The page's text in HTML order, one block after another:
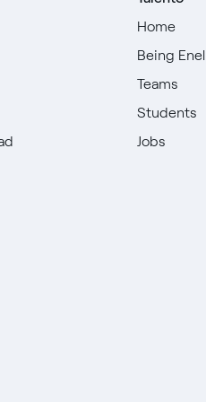
Home
Being Enel
Teams
Students
Jobs